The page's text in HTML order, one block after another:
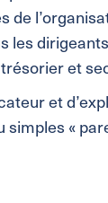
de
les
et
et
simples «